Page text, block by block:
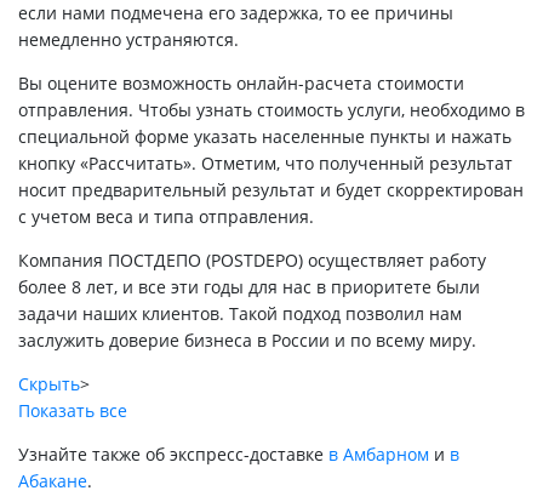
если нами подмечена его задержка, то ее причины
немедленно устраняются.
Вы оцените возможность онлайн-расчета стоимости
отправления. Чтобы узнать стоимость услуги, необходимо в
специальной форме указать населенные пункты и нажать
кнопку «Рассчитать». Отметим, что полученный результат
носит предварительный результат и будет скорректирован
с учетом веса и типа отправления.
Компания ПОСТДЕПО (POSTDEPO) осуществляет работу
более 8 лет, и все эти годы для нас в приоритете были
задачи наших клиентов. Такой подход позволил нам
заслужить доверие бизнеса в России и по всему миру.
Скрыть>
Показать все
Узнайте также об экспресс-доставке в Амбарном и в
Абакане.